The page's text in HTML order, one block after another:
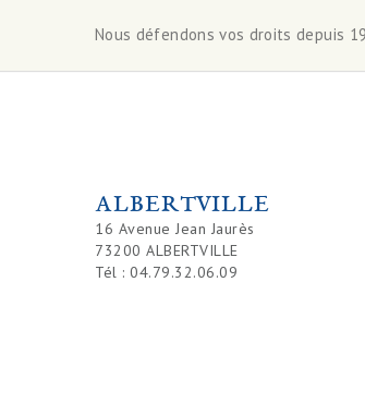
Nous défendons vos droits depuis
ALBERTVILLE
16 Avenue Jean Jaurès
73200 ALBERTVILLE
Tél : 04.79.32.06.09